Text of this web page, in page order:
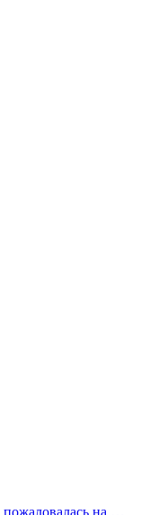
пожаловалась на …